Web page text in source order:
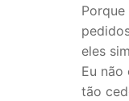
eles
Eu
tão